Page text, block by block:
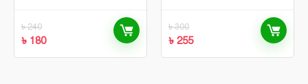
৳240
৳ 180
৳300
৳ 255